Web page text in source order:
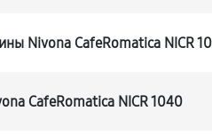
Nivona CafeRomatica NICR
CafeRomatica NICR 1040